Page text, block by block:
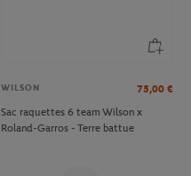
WILSON 75,00 €
Sac raquettes 6 team Wilson x
Roland-Garros - Terre battue